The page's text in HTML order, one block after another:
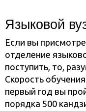
Языковой
Если вы
отделение
поступить, то,
Скорость
первый год вы
порядка 500